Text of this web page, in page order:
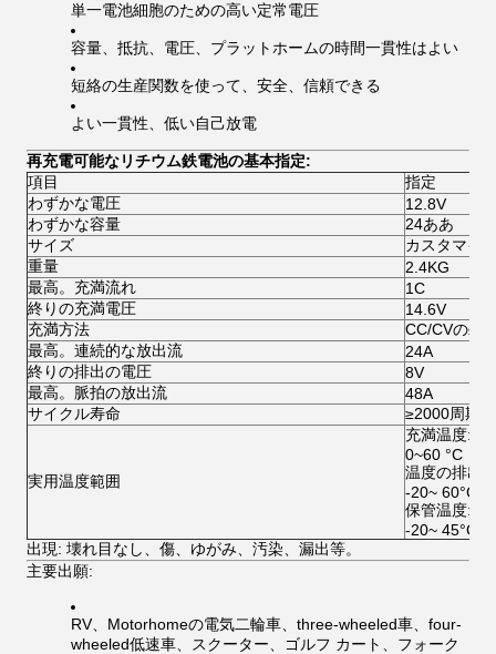
単一電池細胞のための高い定常電圧
容量、抵抗、電圧、プラットホームの時間一貫性はよい
短絡の生産関数を使って、安全、信頼できる
よい一貫性、低い自己放電
再充電可能なリチウム鉄電池の基本指定:
項目
指定
わずかな電圧
12.8V
わずかな容量
24ああ
サイズ
カスタマイ
重量
2.4KG
最高。充満流れ
1C
終りの充満電圧
14.6V
充満方法
CC/CVの≤1
最高。連続的な放出流
24A
終りの排出の電圧
8V
最高。脈拍の放出流
48A
サイクル寿命
≥2000周期
実用温度範囲
充満温度:
0~60 °C
温度の排出:
-20~ 60°C
保管温度:
-20~ 45°C
出現: 壊れ目なし、傷、ゆがみ、汚染、漏出等。
主要出願:
RV、Motorhomeの電気二輪車、three-wheeled車、four-
wheeled低速車、スクーター、ゴルフ カート、フォーク